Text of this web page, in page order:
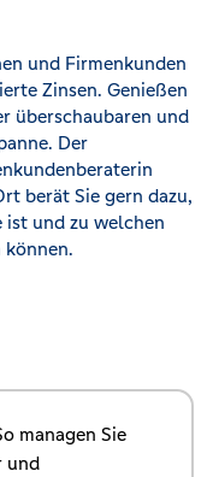
und Firmenkunden
Zinsen. Genießen
überschaubaren und
Der
berät Sie gern dazu,
und zu welchen
können.
managen Sie
und